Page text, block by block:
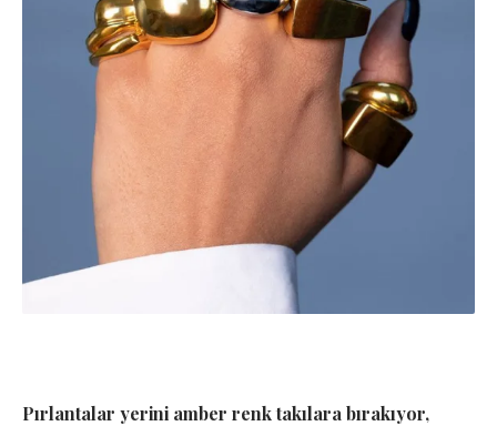
Pırlantalar yerini amber renk takılara bırakıyor,